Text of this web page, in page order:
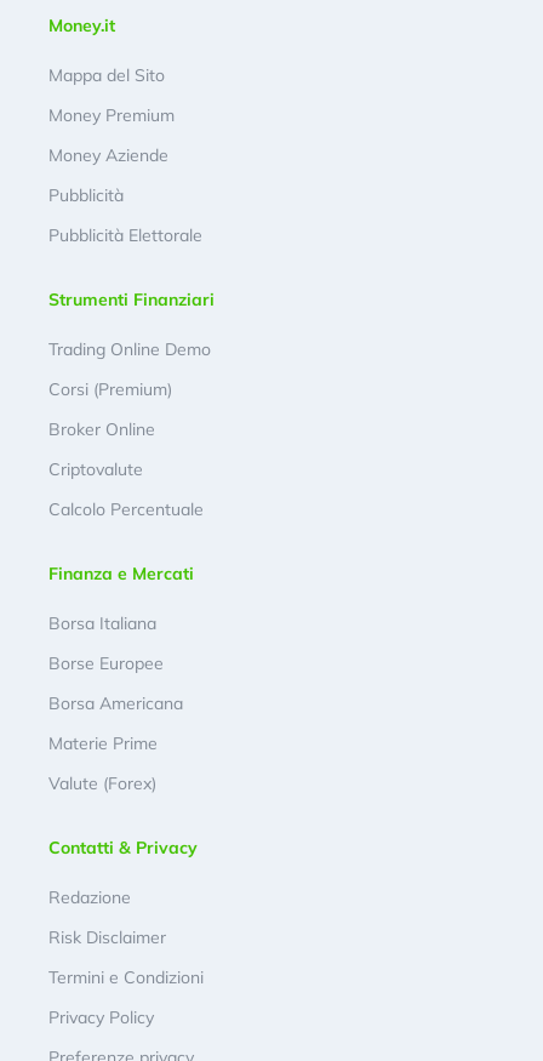
Money.it
Mappa del Sito
Money Premium
Money Aziende
Pubblicità
Pubblicità Elettorale
Strumenti Finanziari
Trading Online Demo
Corsi (Premium)
Broker Online
Criptovalute
Calcolo Percentuale
Finanza e Mercati
Borsa Italiana
Borse Europee
Borsa Americana
Materie Prime
Valute (Forex)
Contatti & Privacy
Redazione
Risk Disclaimer
Termini e Condizioni
Privacy Policy